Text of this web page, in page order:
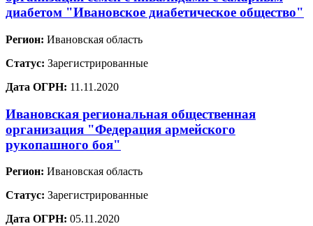
диабетом "Ивановское диабетическое общество"
Регион: Ивановская область
Статус: Зарегистрированные
Дата ОГРН: 11.11.2020
Ивановская региональная общественная
организация "Федерация армейского
рукопашного боя"
Регион: Ивановская область
Статус: Зарегистрированные
Дата ОГРН: 05.11.2020